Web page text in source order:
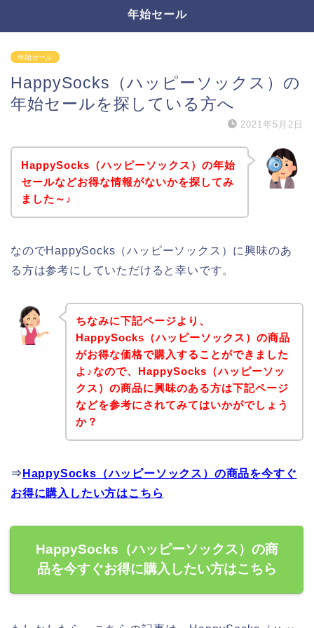
年始セール
年始セール
HappySocks（ハッピーソックス）の
年始セールを探している方へ
2021年5月2日
HappySocks（ハッピーソックス）の年始
セールなどお得な情報がないかを探してみ
ました～♪
なのでHappySocks（ハッピーソックス）に興味のあ
る方は参考にしていただけると幸いです。
ちなみに下記ページより、
HappySocks（ハッピーソックス）の商品
がお得な価格で購入することができました
よ♪なので、HappySocks（ハッピーソッ
クス）の商品に興味のある方は下記ページ
などを参考にされてみてはいかがでしょう
か？
⇒ HappySocks（ハッピーソックス）の商品を今すぐ
お得に購入したい方はこちら
HappySocks（ハッピーソックス）の商
品を今すぐお得に購入したい方はこちら